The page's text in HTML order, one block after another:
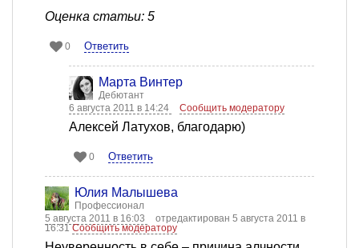
Оценка статьи: 5
0 Ответить
Марта Винтер
Дебютант
6 августа 2011 в 14:24
Сообщить модератору
Алексей Латухов, благодарю)
0 Ответить
Юлия Малышева
Профессионал
5 августа 2011 в 16:03
отредактирован 5 августа 2011 в
16:31Сообщить модератору